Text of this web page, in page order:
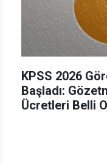
KPSS 2026
Başladı:
Ücretleri Belli